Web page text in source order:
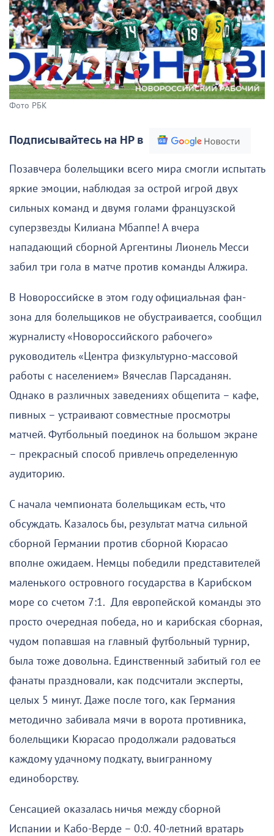
Фото РБК
Подписывайтесь на НР в
Позавчера болельщики всего мира смогли испытать
яркие эмоции, наблюдая за острой игрой двух
сильных команд и двумя голами французской
суперзвезды Килиана Мбаппе! А вчера
нападающий сборной Аргентины Лионель Месси
забил три гола в матче против команды Алжира.
В Новороссийске в этом году официальная фан-
зона для болельщиков не обустраивается, сообщил
журналисту «Новороссийского рабочего»
руководитель «Центра физкультурно-массовой
работы с населением» Вячеслав Парсаданян.
Однако в различных заведениях общепита – кафе,
пивных – устраивают совместные просмотры
матчей. Футбольный поединок на большом экране
– прекрасный способ привлечь определенную
аудиторию.
С начала чемпионата болельщикам есть, что
обсуждать. Казалось бы, результат матча сильной
сборной Германии против сборной Кюрасао
вполне ожидаем. Немцы победили представителей
маленького островного государства в Карибском
море со счетом 7:1. Для европейской команды это
просто очередная победа, но и карибская сборная,
чудом попавшая на главный футбольный турнир,
была тоже довольна. Единственный забитый гол ее
фанаты праздновали, как подсчитали эксперты,
целых 5 минут. Даже после того, как Германия
методично забивала мячи в ворота противника,
болельщики Кюрасао продолжали радоваться
каждому удачному подкату, выигранному
единоборству.
Сенсацией оказалась ничья между сборной
Испании и Кабо-Верде – 0:0. 40-летний вратарь